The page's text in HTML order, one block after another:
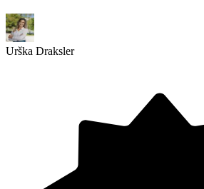
Urška Draksler